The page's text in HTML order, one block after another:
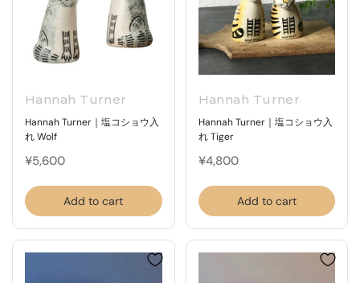
Hannah Turner
Hannah Turner｜塩コショウ入
れ Wolf
¥5,600
Add to cart
Hannah Turner
Hannah Turner｜塩コショウ入
れ Tiger
¥4,800
Add to cart